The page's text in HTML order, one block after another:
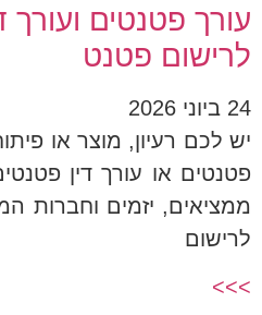
עורך פטנטים ועורך
לרישום פטנט
24 ביוני 2026
יש לכם רעיון, מוצר או
פטנטים או עורך דין
ממציאים, יזמים וחברות
לרישום
>>>